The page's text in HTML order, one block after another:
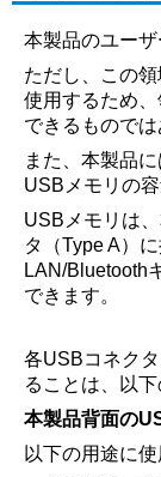
本製品のユーザ
ただし、この
使用するため
できるものでは
また、本製品
USBメモリの
USBメモリは
タ（Type A）
LAN/Bluetooth
できます。
各USBコネク
ることは、以下
本製品背面の
以下の用途に使